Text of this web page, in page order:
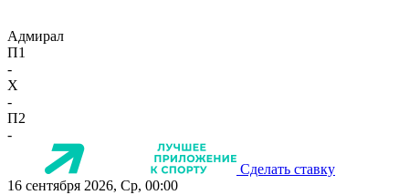
Адмирал
П1
-
X
-
П2
-
Сделать ставку
16 сентября 2026, Ср, 00:00